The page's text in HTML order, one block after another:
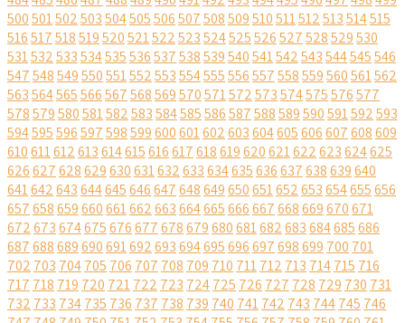
500501502503504505506507508509510511512513514515
516517518519520521522523524525526527528529530
531532533534535536537538539540541542543544545546
547548549550551552553554555556557558559560561562
563564565566567568569570571572573574575576577
578579580581582583584585586587588589590591592593
594595596597598599600601602603604605606607608609
610611612613614615616617618619620621622623624625
626627628629630631632633634635636637638639640
641642643644645646647648649650651652653654655656
657658659660661662663664665666667668669670671
672673674675676677678679680681682683684685686
687688689690691692693694695696697698699 700 701
702 703 704705 706 707 708 709 710 711712 713 714715 716
717 718 719 720 721722 723 724725 726 727 728 729 730 731
732 733 734735 736 737 738 739 740 741742 743 744745 746